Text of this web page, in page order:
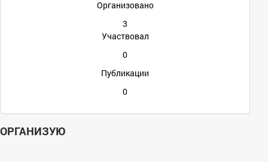
Организовано
3
Участвовал
0
Публикации
0
ОРГАНИЗУЮ